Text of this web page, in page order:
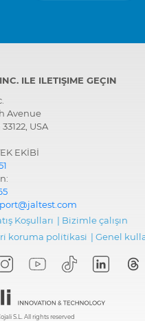
ILE ILETIŞIME GEÇIN
Avenue
USA
EKİBİ
Koşulları | Bizimle çalışın
koruma poli̇ti̇kasi | Genel
S.L. All rights reserved